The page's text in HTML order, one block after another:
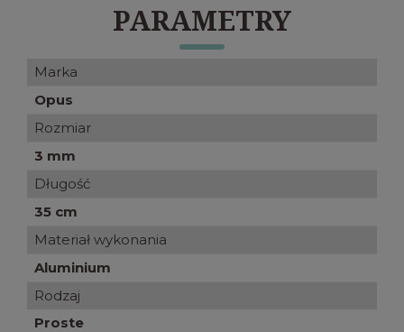
PARAMETRY
Marka
Opus
Rozmiar
3 mm
Długość
35 cm
Materiał wykonania
Aluminium
Rodzaj
Proste